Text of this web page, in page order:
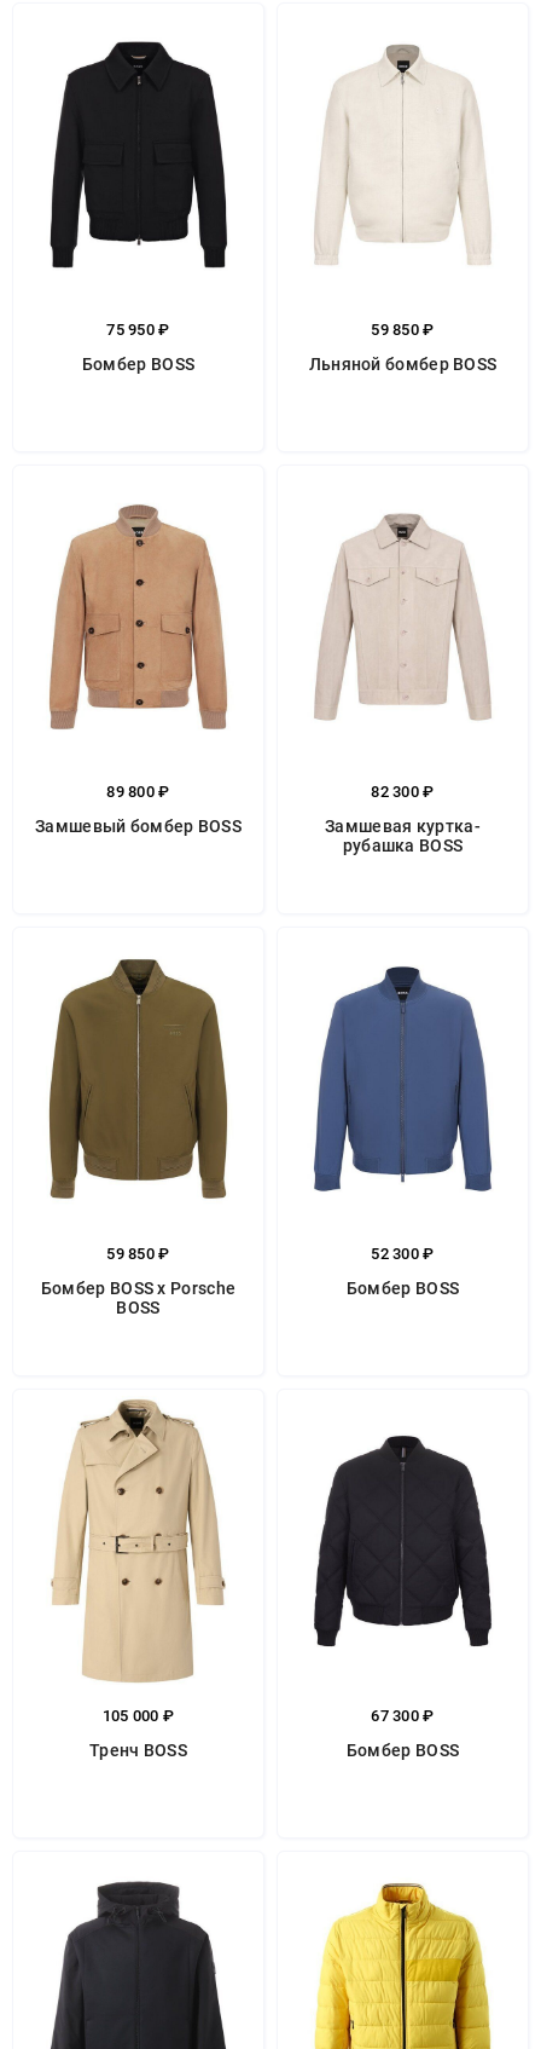
75 950 ₽
Бомбер BOSS
59 850 ₽
Льняной бомбер BOSS
89 800 ₽
Замшевый бомбер BOSS
82 300 ₽
Замшевая куртка-
рубашка BOSS
59 850 ₽
Бомбер BOSS x Porsche
BOSS
52 300 ₽
Бомбер BOSS
105 000 ₽
Тренч BOSS
67 300 ₽
Бомбер BOSS